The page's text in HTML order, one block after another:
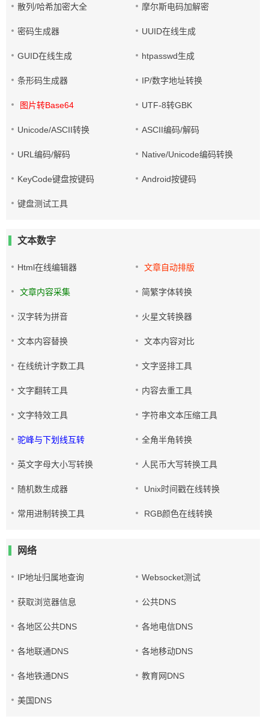
散列/哈希加密大全 摩尔斯电码加解密
密码生成器 UUID在线生成
GUID在线生成 htpasswd生成
条形码生成器 IP/数字地址转换
图片转Base64 UTF-8转GBK
Unicode/ASCII转换 ASCII编码/解码
URL编码/解码 Native/Unicode编码转换
KeyCode键盘按键码 Android按键码
键盘测试工具
文本数字
Html在线编辑器 文章自动排版
文章内容采集 简繁字体转换
汉字转为拼音 火星文转换器
文本内容替换 文本内容对比
在线统计字数工具 文字竖排工具
文字翻转工具 内容去重工具
文字特效工具 字符串文本压缩工具
驼峰与下划线互转 全角半角转换
英文字母大小写转换 人民币大写转换工具
随机数生成器 Unix时间戳在线转换
常用进制转换工具 RGB颜色在线转换
网络
IP地址归属地查询 Websocket测试
获取浏览器信息 公共DNS
各地区公共DNS 各地电信DNS
各地联通DNS 各地移动DNS
各地铁通DNS 教育网DNS
美国DNS